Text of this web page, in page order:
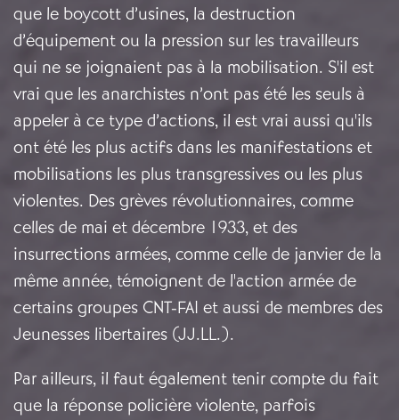
que le boycott d’usines, la destruction
d’équipement ou la pression sur les travailleurs
qui ne se joignaient pas à la mobilisation. S'il est
vrai que les anarchistes n’ont pas été les seuls à
appeler à ce type d’actions, il est vrai aussi qu'ils
ont été les plus actifs dans les manifestations et
mobilisations les plus transgressives ou les plus
violentes. Des grèves révolutionnaires, comme
celles de mai et décembre 1933, et des
insurrections armées, comme celle de janvier de la
même année, témoignent de l'action armée de
certains groupes CNT-FAI et aussi de membres des
Jeunesses libertaires (JJ.LL.).
Par ailleurs, il faut également tenir compte du fait
que la réponse policière violente, parfois